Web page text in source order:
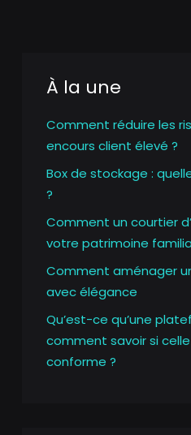
À la une
Comment réduire les
encours client élevé ?
Box de stockage :
?
Comment un courtier
votre patrimoine
Comment aménager
avec élégance
Qu’est-ce qu’une
comment savoir si
conforme ?